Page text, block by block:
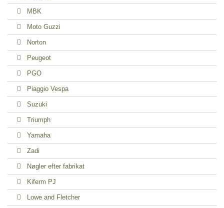
MBK
Moto Guzzi
Norton
Peugeot
PGO
Piaggio Vespa
Suzuki
Triumph
Yamaha
Zadi
Nøgler efter fabrikat
Kiferm PJ
Lowe and Fletcher